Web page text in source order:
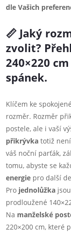
dle Vašich
📏 Jaký
zvolit?
240×220
spánek.
Klíčem ke
rozměr. Rozměr
postele, ale i vaší
přikrývka totiž
váš noční parťák,
tomu, abyste se
energie pro další
Pro jednolůžka
prodloužené
Na manželské
220×200 cm, které